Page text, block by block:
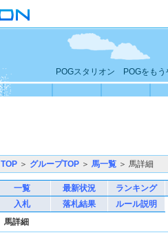
POGスタリオン POGをもう
TOP ＞ グループTOP ＞ 馬一覧 ＞ 馬詳細
一覧 最新状況
ランキング
入札
落札結果
ルール説明
馬詳細